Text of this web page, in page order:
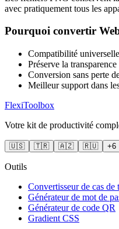
avec pratiquement tous les
Pourquoi convertir
Compatibilité
Préserve la transparence
Conversion sans perte
Meilleur support dans
FlexiToolbox
Votre kit de productivité
🇺🇸 🇹🇷 🇦🇿 🇷🇺 +6
Outils
Convertisseur de cas de
Générateur de mot de
Générateur de code QR
Gradient CSS